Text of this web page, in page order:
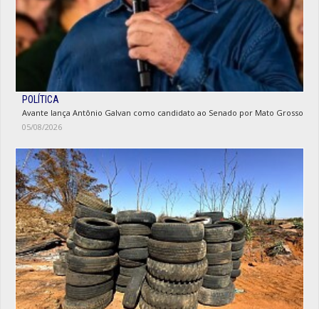
POLÍTICA
Avante lança Antônio Galvan como candidato ao Senado por Mato Grosso
05/08/2026